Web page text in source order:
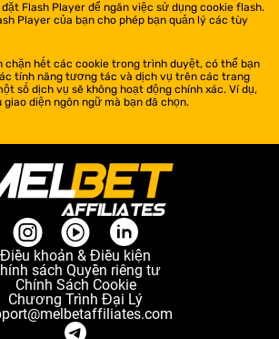
Flash Player để ngăn việc sử dụng cookie flash.
Player của bạn cho phép bạn quản lý các tùy
chặn hết các cookie trong trình duyệt, có thể bạn
tính năng tương tác và dịch vụ trên các trang
số dịch vụ sẽ không hoạt động chính xác. Ví dụ,
diện ngôn ngữ mà bạn đã chọn.
Điều khoản & Điều kiện
sách Quyền riêng tư
Chính Sách Сookie
Chương Trình Đại Lý